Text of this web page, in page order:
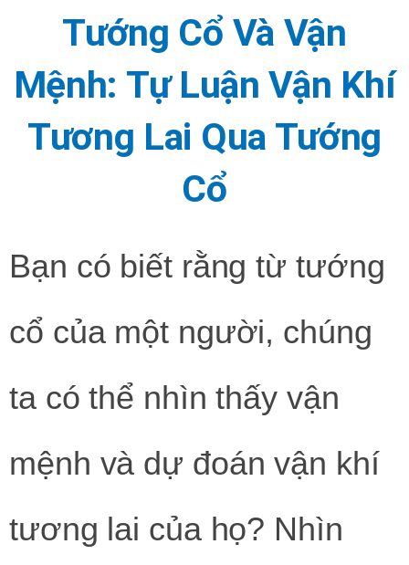
Tướng Cổ Và Vận
Mệnh: Tự Luận Vận Khí
Tương Lai Qua Tướng
Cổ
Bạn có biết rằng từ tướng
cổ của một người, chúng
ta có thể nhìn thấy vận
mệnh và dự đoán vận khí
tương lai của họ? Nhìn